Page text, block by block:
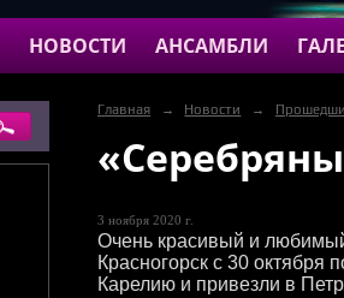
НОВОСТИ АНСАМБЛИ
Главная → Новости →
3 ноября 2020 г.
Очень красивый и
Красногорск с 30
Карелию и привезли в